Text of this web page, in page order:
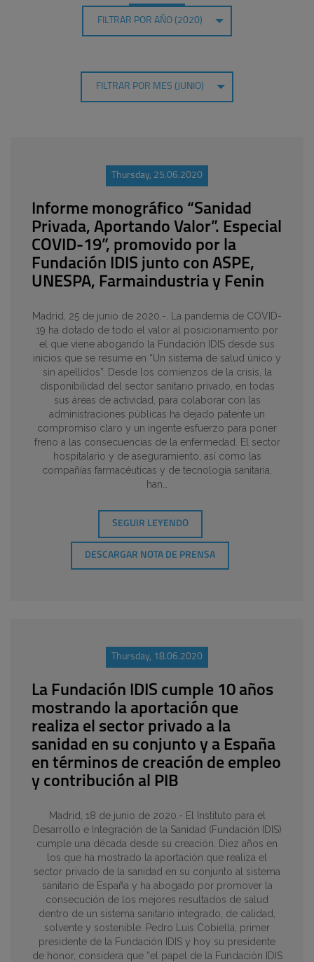
FILTRAR POR AÑO (2020)
FILTRAR POR MES (JUNIO)
Thursday, 25.06.2020
Informe monográfico “Sanidad
Privada, Aportando Valor”. Especial
COVID-19”, promovido por la
Fundación IDIS junto con ASPE,
UNESPA, Farmaindustria y Fenin
Madrid, 25 de junio de 2020.-. La pandemia de COVID-
19 ha dotado de todo el valor al posicionamiento por
el que viene abogando la Fundación IDIS desde sus
inicios que se resume en “Un sistema de salud único y
sin apellidos”. Desde los comienzos de la crisis, la
disponibilidad del sector sanitario privado, en todas
sus áreas de actividad, para colaborar con las
administraciones públicas ha dejado patente un
compromiso claro y un ingente esfuerzo para poner
freno a las consecuencias de la enfermedad. El sector
hospitalario y de aseguramiento, así como las
compañías farmacéuticas y de tecnología sanitaria,
han…
SEGUIR LEYENDO
DESCARGAR NOTA DE PRENSA
Thursday, 18.06.2020
La Fundación IDIS cumple 10 años
mostrando la aportación que
realiza el sector privado a la
sanidad en su conjunto y a España
en términos de creación de empleo
y contribución al PIB
Madrid, 18 de junio de 2020.- El Instituto para el
Desarrollo e Integración de la Sanidad (Fundación IDIS)
cumple una década desde su creación. Diez años en
los que ha mostrado la aportación que realiza el
sector privado de la sanidad en su conjunto al sistema
sanitario de España y ha abogado por promover la
consecución de los mejores resultados de salud
dentro de un sistema sanitario integrado, de calidad,
solvente y sostenible. Pedro Luis Cobiella, primer
presidente de la Fundación IDIS y hoy su presidente
de honor, considera que “el papel de la Fundación IDIS